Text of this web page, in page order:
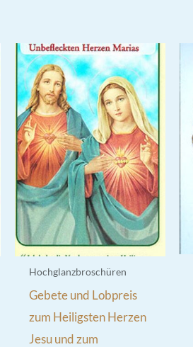
Hochglanzbroschüren
Gebete und Lobpreis
zum Heiligsten Herzen
Jesu und zum